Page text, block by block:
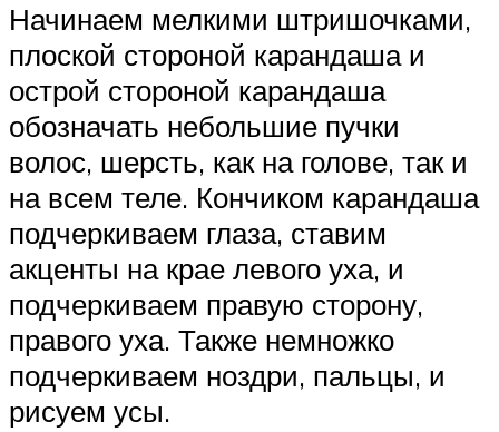
Начинаем мелкими штришочками,
плоской стороной карандаша и
острой стороной карандаша
обозначать небольшие пучки
волос, шерсть, как на голове, так и
на всем теле. Кончиком карандаша
подчеркиваем глаза, ставим
акценты на крае левого уха, и
подчеркиваем правую сторону,
правого уха. Также немножко
подчеркиваем ноздри, пальцы, и
рисуем усы.